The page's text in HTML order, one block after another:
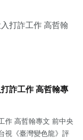
詐工作 高哲翰專
作 高哲翰專文 前中央
視《臺灣變色龍》評